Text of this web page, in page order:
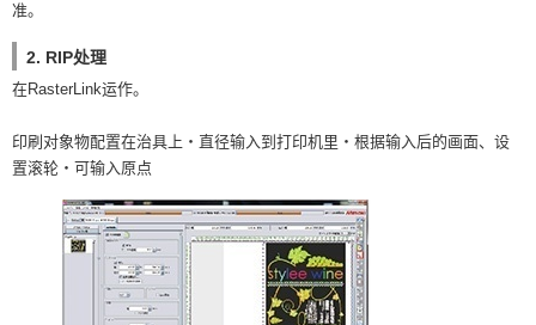
准。
2. RIP处理
在RasterLink运作。
印刷对象物配置在治具上・直径输入到打印机里・根据输入后的画面、设
置滚轮・可输入原点